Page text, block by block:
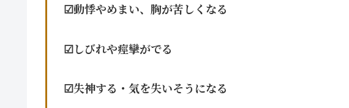
☑︎動悸やめまい、胸が苦しくなる
☑︎しびれや痙攣がでる
☑︎失神する・気を失いそうになる